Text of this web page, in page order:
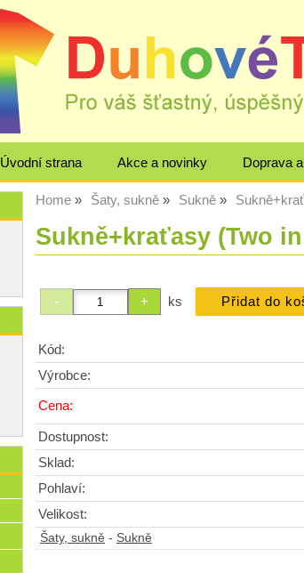
Úvodní strana Akce a novinky Doprava
Home Šaty, sukně Sukně
Sukně+kraťasy (Two
ks
Kód:
Výrobce:
Cena:
Dostupnost:
Sklad:
Pohlaví:
Velikost:
Šaty, sukně - Sukně